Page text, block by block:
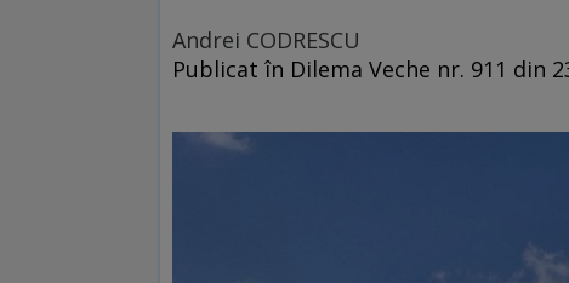
Andrei CODRESCU
Publicat în Dilema Veche nr. 911 din